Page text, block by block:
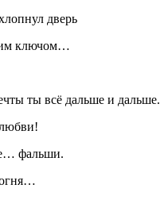
дверь
ключом…
ты всё дальше и дальше.
фальши.